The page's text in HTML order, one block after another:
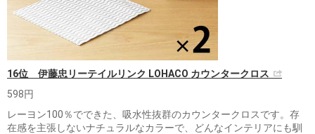
16位 伊藤忠リーテイルリンク LOHACO カウンタークロス
598円
レーヨン100％でできた、吸水性抜群のカウンタークロスです。存
在感を主張しないナチュラルなカラーで、どんなインテリアにも馴